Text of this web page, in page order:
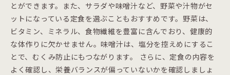
とができます。また、サラダや味噌汁など、野菜や汁物がセ
ットになっている定食を選ぶこともおすすめです。野菜は、
ビタミン、ミネラル、食物繊維を豊富に含んでおり、健康的
な体作りに欠かせません。味噌汁は、塩分を控えめにするこ
とで、むくみ防止にもつながります。 さらに、定食の内容を
よく確認し、栄養バランスが偏っていないかを確認しましょ